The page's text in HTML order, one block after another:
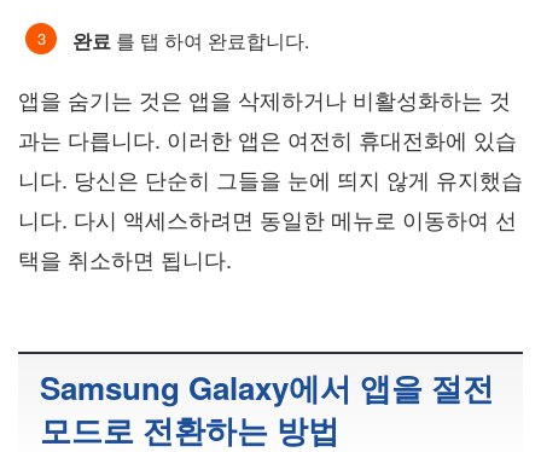
완료 를 탭 하여 완료합니다.
앱을 숨기는 것은 앱을 삭제하거나 비활성화하는 것
과는 다릅니다. 이러한 앱은 여전히 휴대전화에 있습
니다. 당신은 단순히 그들을 눈에 띄지 않게 유지했습
니다. 다시 액세스하려면 동일한 메뉴로 이동하여 선
택을 취소하면 됩니다.
Samsung Galaxy에서 앱을 절전
모드로 전환하는 방법